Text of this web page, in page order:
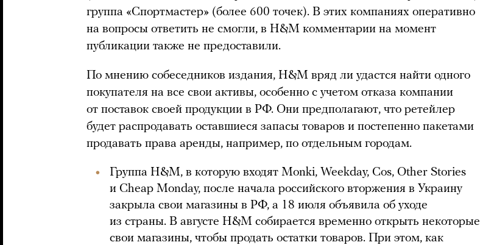
группа «Спортмастер» (более 600 точек). В этих компаниях оперативно
на вопросы ответить не смогли, в H&M комментарии на момент
публикации также не предоставили.
По мнению собеседников издания, H&M вряд ли удастся найти одного
покупателя на все свои активы, особенно с учетом отказа компании
от поставок своей продукции в РФ. Они предполагают, что ретейлер
будет распродавать оставшиеся запасы товаров и постепенно пакетами
продавать права аренды, например, по отдельным городам.
Группа H&M, в которую входят Monki, Weekday, Cos, Other Stories
и Cheap Monday, после начала российского вторжения в Украину
закрыла свои магазины в РФ, а 18 июля объявила об уходе
из страны. В августе H&M собирается временно открыть некоторые
свои магазины, чтобы продать остатки товаров. При этом, как